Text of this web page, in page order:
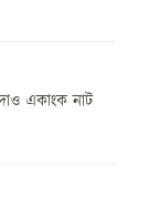
একাংক নাট